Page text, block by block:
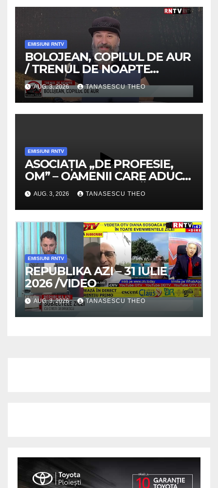
EMISIUNI RNTV
BOLOJEAN, COPILUL DE AUR
/ TRENUL DE NOAPTE
/VIDEO
AUG. 3, 2026 TANASESCU THEO
EMISIUNI RNTV
ASOCIAȚIA „DE PROFESIE,
OM” – OAMENII CARE ADUC
VALOARE COMUNITĂȚII /
SECRETELE SUCCESULUI
/VIDEO
AUG. 3, 2026 TANASESCU THEO
EMISIUNI RNTV
REPUBLIKA AZI – 31 IULIE
2026 /VIDEO
AUG. 3, 2026 TANASESCU THEO